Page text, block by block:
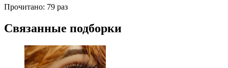
Прочитано: 79 раз
Связанные подборки